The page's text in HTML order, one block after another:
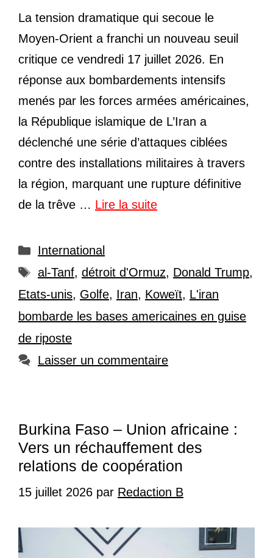
La tension dramatique qui secoue le
Moyen-Orient a franchi un nouveau seuil
critique ce vendredi 17 juillet 2026. En
réponse aux bombardements intensifs
menés par les forces armées américaines,
la République islamique de L’Iran a
déclenché une série d’attaques ciblées
contre des installations militaires à travers
la région, marquant une rupture définitive
de la trêve … Lire la suite
Catégories
International
Étiquettes
al-Tanf, détroit d'Ormuz, Donald Trump,
Etats-unis, Golfe, Iran, Koweït, L'iran
bombarde les bases americaines en guise
de riposte
Laisser un commentaire
Burkina Faso – Union africaine :
Vers un réchauffement des
relations de coopération
15 juillet 2026 par Redaction B